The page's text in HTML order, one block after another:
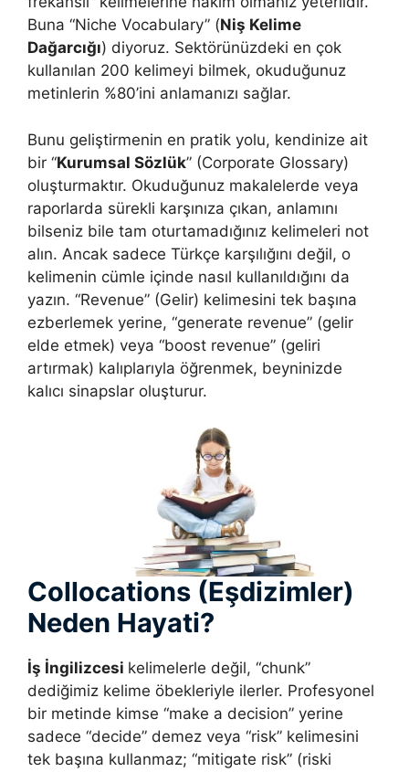
Buna “Niche Vocabulary” (Niş Kelime
Dağarcığı) diyoruz. Sektörünüzdeki en çok
kullanılan 200 kelimeyi bilmek, okuduğunuz
metinlerin %80’ini anlamanızı sağlar.
Bunu geliştirmenin en pratik yolu, kendinize ait
bir “Kurumsal Sözlük” (Corporate Glossary)
oluşturmaktır. Okuduğunuz makalelerde veya
raporlarda sürekli karşınıza çıkan, anlamını
bilseniz bile tam oturtamadığınız kelimeleri not
alın. Ancak sadece Türkçe karşılığını değil, o
kelimenin cümle içinde nasıl kullanıldığını da
yazın. “Revenue” (Gelir) kelimesini tek başına
ezberlemek yerine, “generate revenue” (gelir
elde etmek) veya “boost revenue” (geliri
artırmak) kalıplarıyla öğrenmek, beyninizde
kalıcı sinapslar oluşturur.
Collocations (Eşdizimler)
Neden Hayati?
İş İngilizcesi kelimelerle değil, “chunk”
dediğimiz kelime öbekleriyle ilerler. Profesyonel
bir metinde kimse “make a decision” yerine
sadece “decide” demez veya “risk” kelimesini
tek başına kullanmaz; “mitigate risk” (riski